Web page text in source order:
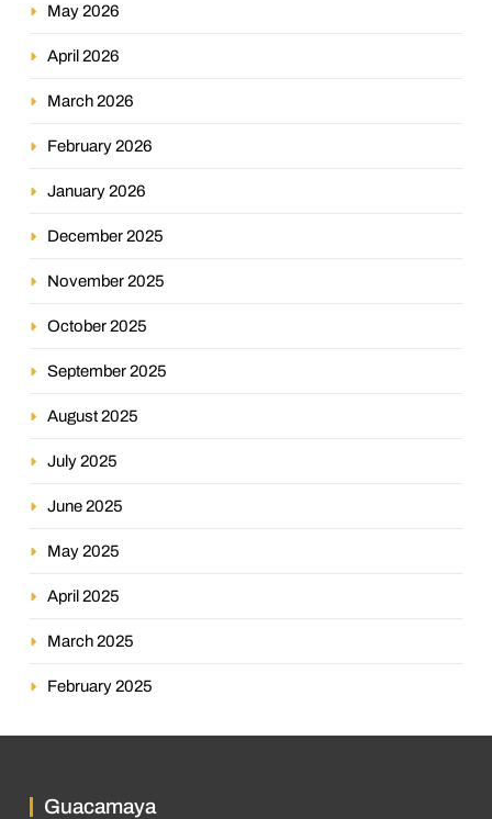
May 2026
April 2026
March 2026
February 2026
January 2026
December 2025
November 2025
October 2025
September 2025
August 2025
July 2025
June 2025
May 2025
April 2025
March 2025
February 2025
Guacamaya